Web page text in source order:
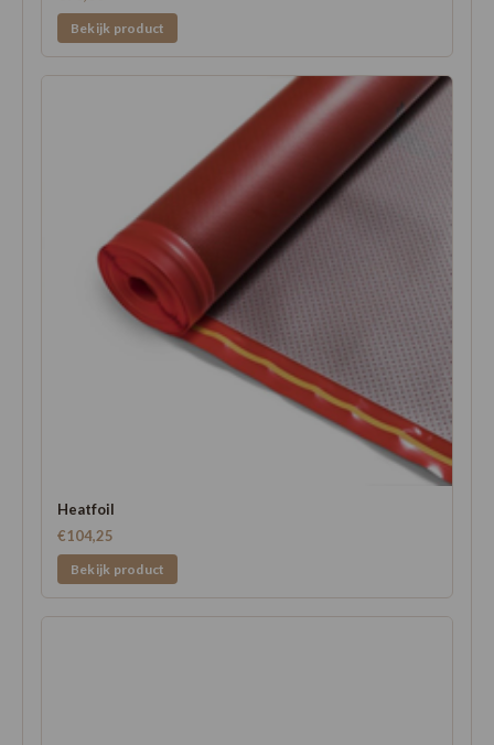
Bekijk product
Heatfoil
€104,25
Bekijk product